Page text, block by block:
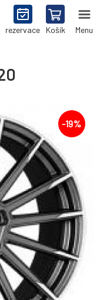
rezervace Košík Menu
-19%